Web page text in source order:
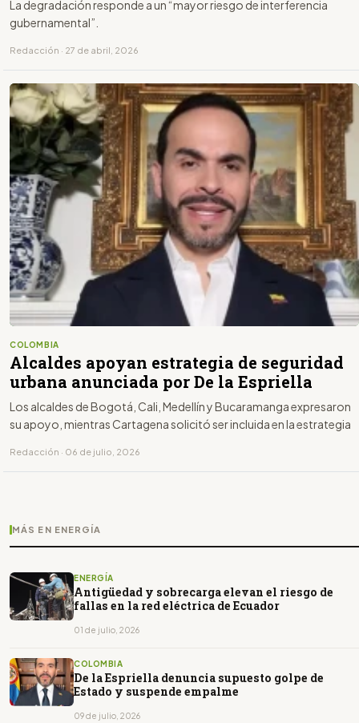
La degradación responde a un “mayor riesgo de interferencia
gubernamental”.
Redacción · 27 de abril, 2026
COLOMBIA
Alcaldes apoyan estrategia de seguridad
urbana anunciada por De la Espriella
Los alcaldes de Bogotá, Cali, Medellín y Bucaramanga expresaron
su apoyo, mientras Cartagena solicitó ser incluida en la estrategia
Redacción · 06 de julio, 2026
MÁS EN ENERGÍA
ENERGÍA
Antigüedad y sobrecarga elevan el riesgo de
fallas en la red eléctrica de Ecuador
01 de julio, 2026
COLOMBIA
De la Espriella denuncia supuesto golpe de
Estado y suspende empalme
09 de julio, 2026